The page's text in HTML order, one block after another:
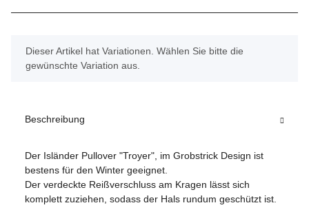
x
Dieser Artikel hat Variationen. Wählen Sie bitte die
gewünschte Variation aus.
Beschreibung
Der Isländer Pullover "Troyer", im Grobstrick Design ist
bestens für den Winter geeignet.
Der verdeckte Reißverschluss am Kragen lässt sich
komplett zuziehen, sodass der Hals rundum geschützt ist.